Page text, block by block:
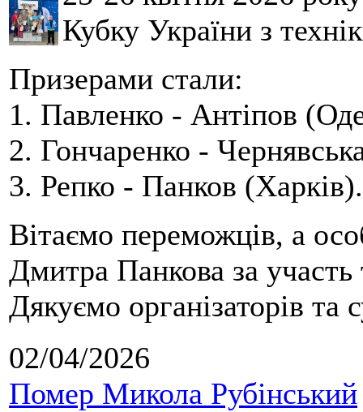
Кубку України з
Призерами стали:
1. Павленко - Антіпов
2. Гончаренко -
3. Репко - Панков (Харків).
Вітаємо переможців, а
Дмитра Панкова за
Дякуємо організаторів та
02/04/2026
Помер Микола Рубінський